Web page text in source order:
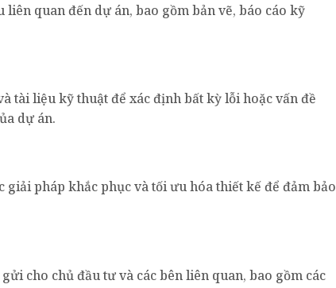
quan đến dự án, bao gồm bản vẽ, báo cáo kỹ
tài liệu kỹ thuật để xác định bất kỳ lỗi hoặc vấn đề
dự án.
pháp khắc phục và tối ưu hóa thiết kế để đảm bảo
cho chủ đầu tư và các bên liên quan, bao gồm các